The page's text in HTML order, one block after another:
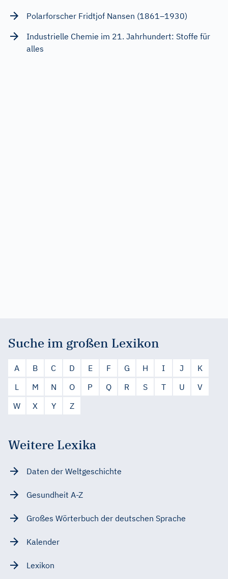
Polarforscher Fridtjof Nansen (1861–1930)
Industrielle Chemie im 21. Jahrhundert: Stoffe für
alles
Suche im großen Lexikon
A B C D E F G H I J
K
L
M N O P Q R S T U
V
W
X Y Z
Weitere Lexika
Daten der Weltgeschichte
Gesundheit A-Z
Großes Wörterbuch der deutschen Sprache
Kalender
Lexikon